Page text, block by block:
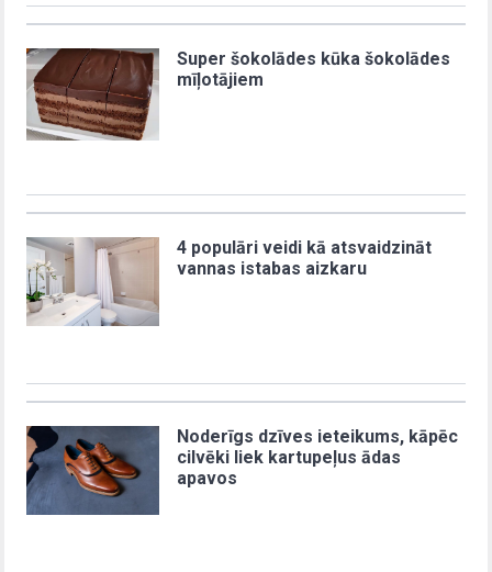
Super šokolādes kūka šokolādes
mīļotājiem
4 populāri veidi kā atsvaidzināt
vannas istabas aizkaru
Noderīgs dzīves ieteikums, kāpēc
cilvēki liek kartupeļus ādas
apavos